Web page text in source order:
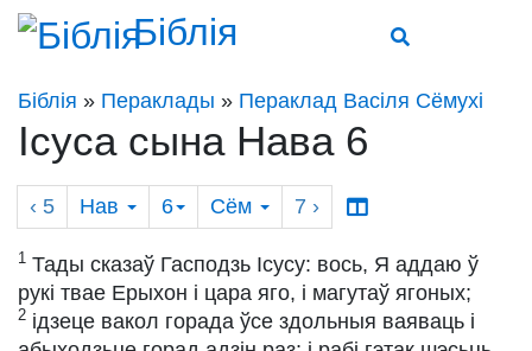
Біблія
Біблія » Пераклады » Пераклад Васіля Сёмухі
Ісуса сына Нава 6
‹ 5 Нав 6 Сём 7 ›
1 Тады сказаў Гасподзь Ісусу: вось, Я аддаю ў
рукі твае Ерыхон і цара яго, і магутаў ягоных;
2 ідзеце вакол горада ўсе здольныя ваяваць і